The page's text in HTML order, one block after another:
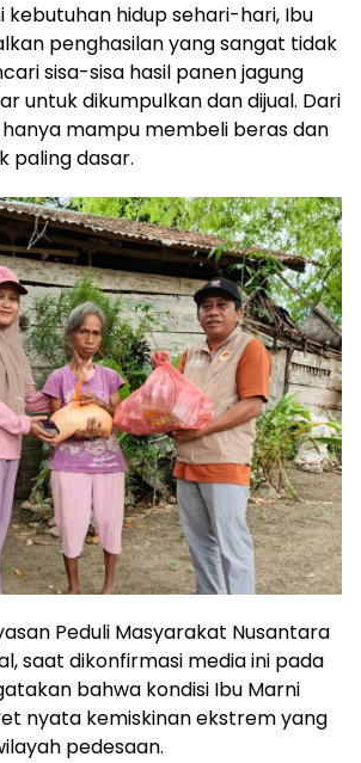
kebutuhan hidup sehari-hari, Ibu
penghasilan yang sangat tidak
sisa-sisa hasil panen jagung
untuk dikumpulkan dan dijual. Dari
mampu membeli beras dan
paling dasar.
Peduli Masyarakat Nusantara
saat dikonfirmasi media ini pada
bahwa kondisi Ibu Marni
nyata kemiskinan ekstrem yang
pedesaan.